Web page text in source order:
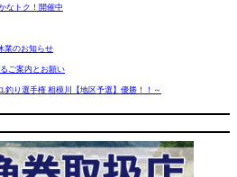
なトク！開催中
業のお知らせ
ご案内とお願い
釣り選手権 相模川【地区予選】優勝！！～
ブダイ‥2
~4.3kg/4匹
タック